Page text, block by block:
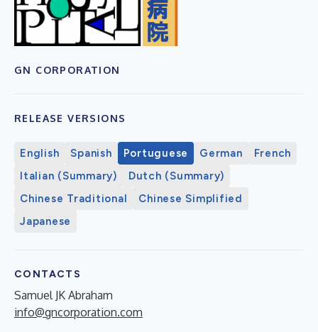
GN CORPORATION
RELEASE VERSIONS
English Spanish Portuguese German
French
Italian (Summary)
Dutch (Summary)
Chinese Traditional
Chinese Simplified
Japanese
CONTACTS
Samuel JK Abraham
info@gncorporation.com